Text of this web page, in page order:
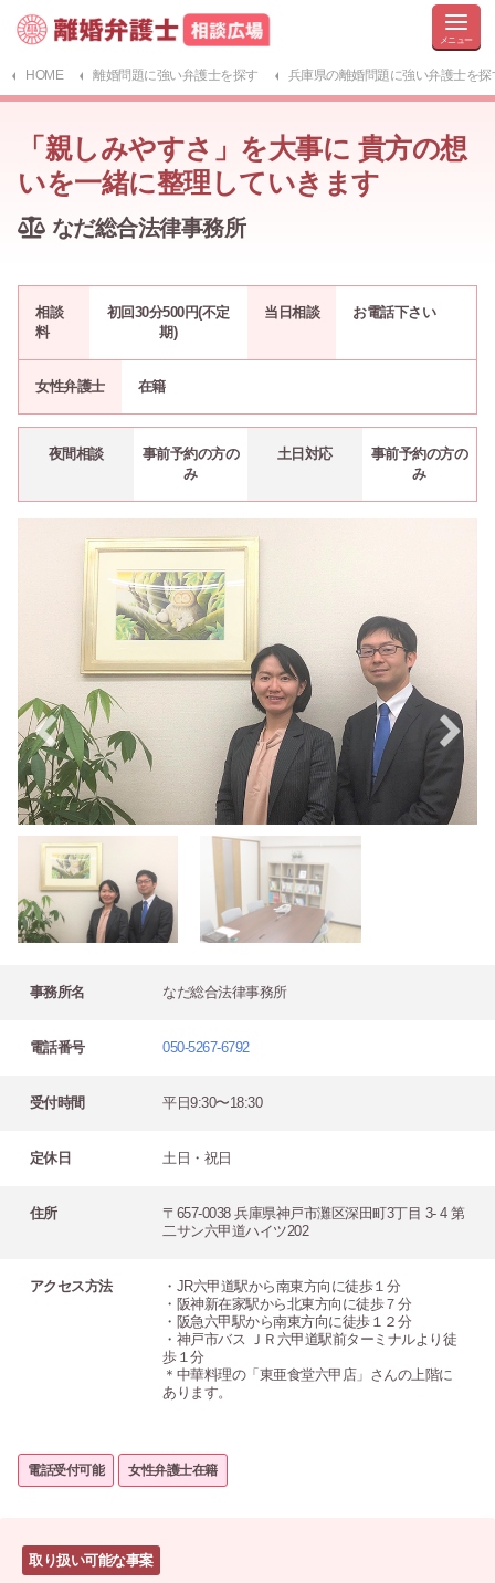
HOME 離婚問題に強い弁護士を探す 兵庫県の離婚問題に強い弁護士を探
「親しみやすさ」を大事に 貴方の想
いを一緒に整理していきます
なだ総合法律事務所
相談
料
初回30分500円(不定
期)
当日相談 お電話下さい
女性弁護士 在籍
夜間相談
事前予約の方の
み
土日対応
事前予約の方の
み
事務所名 なだ総合法律事務所
電話番号 050-5267-6792
受付時間 平日9:30〜18:30
定休日 土日・祝日
住所
〒657-0038 兵庫県神戸市灘区深田町3丁目 3- 4 第
二サン六甲道ハイツ202
アクセス方法
・JR六甲道駅から南東方向に徒歩１分
・阪神新在家駅から北東方向に徒歩７分
・阪急六甲駅から南東方向に徒歩１２分
・神戸市バス ＪＲ六甲道駅前ターミナルより徒
歩１分
＊中華料理の「東亜食堂六甲店」さんの上階に
あります。
電話受付可能 女性弁護士在籍
取り扱い可能な事案